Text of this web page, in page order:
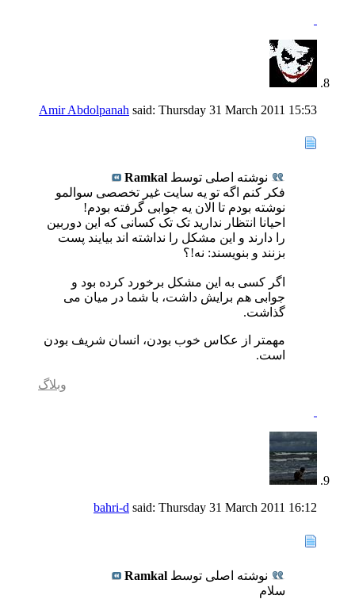
Amir Abdolpanah said: Thursday 31 March 2011 15:53
نوشته اصلی توسط Ramkal
فکر کنم اگه تو یه سایت غیر تخصصی سوالمو
نوشته بودم تا الان یه جوابی گرفته بودم!
احیانا انتظار ندارید تک تک کسانی که این دوربین
را دارند و این مشکل را نداشته اند بیایند پست
بزنند و بنویسند: نه!؟
اگر کسی به این مشکل برخورد کرده بود و
جوابی هم برایش داشت، با شما در میان می
گذاشت.
مهمتر از عکاس خوب بودن، انسان شریف بودن
است.
وبلاگ
bahri-d said: Thursday 31 March 2011 16:12
نوشته اصلی توسط Ramkal
سلام